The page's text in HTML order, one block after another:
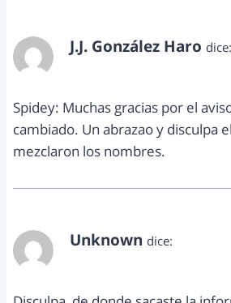
J.J. González Haro dice:
Spidey: Muchas gracias por el
cambiado. Un abrazao y disculpa
mezclaron los nombres.
Unknown dice: